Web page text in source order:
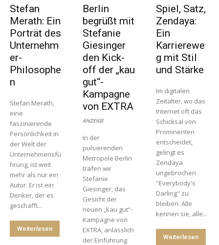
Stefan
Merath: Ein
Porträt des
Unternehm
er-
Philosophe
n
Stefan Merath,
eine
faszinierende
Persönlichkeit in
der Welt der
Unternehmensfü
hrung, ist weit
mehr als nur ein
Autor. Er ist ein
Denker, der es
geschafft...
Weiterlesen
Berlin
begrüßt mit
Stefanie
Giesinger
den Kick-
off der „kau
gut“-
Kampagne
von EXTRA
ANZEIGE
In der
pulsierenden
Metropole Berlin
trafen wir
Stefanie
Giesinger, das
Gesicht der
neuen „kau gut“-
Kampagne von
EXTRA, anlässlich
der Einführung
Spiel, Satz,
Zendaya:
Ein
Karrierewe
g mit Stil
und Stärke
Im digitalen
Zeitalter, wo das
Internet oft das
Schicksal von
Prominenten
entscheidet,
gelingt es
Zendaya
ungebrochen
"Everybody's
Darling" zu
bleiben. Alle
kennen sie, alle...
Weiterlesen